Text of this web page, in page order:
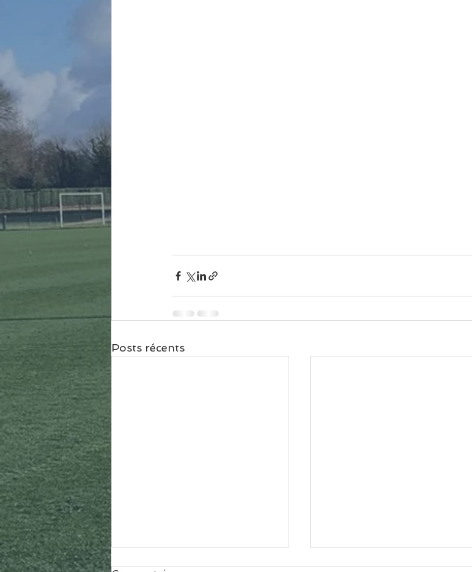
Posts récents